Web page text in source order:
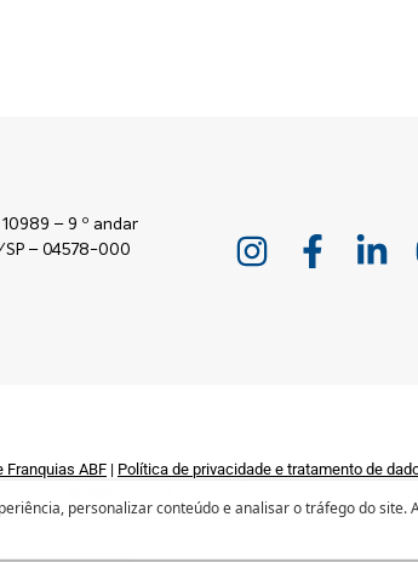
– 9 º andar
SP – 04578-000
Franquias ABF | Política de privacidade e tratamento de
Desenvolvido pormufasa
personalizar conteúdo e analisar o tráfego do site.